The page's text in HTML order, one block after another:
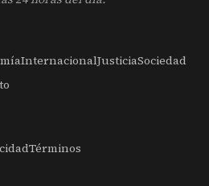
InternacionalJusticiaSociedad
Términos